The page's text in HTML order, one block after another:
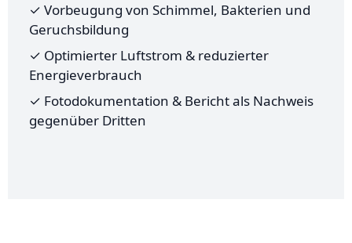
✓ Vorbeugung von Schimmel, Bakterien und
Geruchsbildung
✓ Optimierter Luftstrom & reduzierter
Energieverbrauch
✓ Fotodokumentation & Bericht als Nachweis
gegenüber Dritten